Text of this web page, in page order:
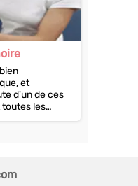
et
d'un de ces
les
noire...